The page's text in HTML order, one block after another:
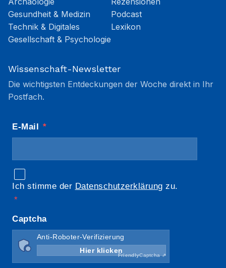
Gesundheit & Medizin
Technik & Digitales
Gesellschaft & Psychologie
Podcast
Lexikon
Wissenschaft-Newsletter
Die wichtigsten Entdeckungen der Woche direkt in Ihr
Postfach.